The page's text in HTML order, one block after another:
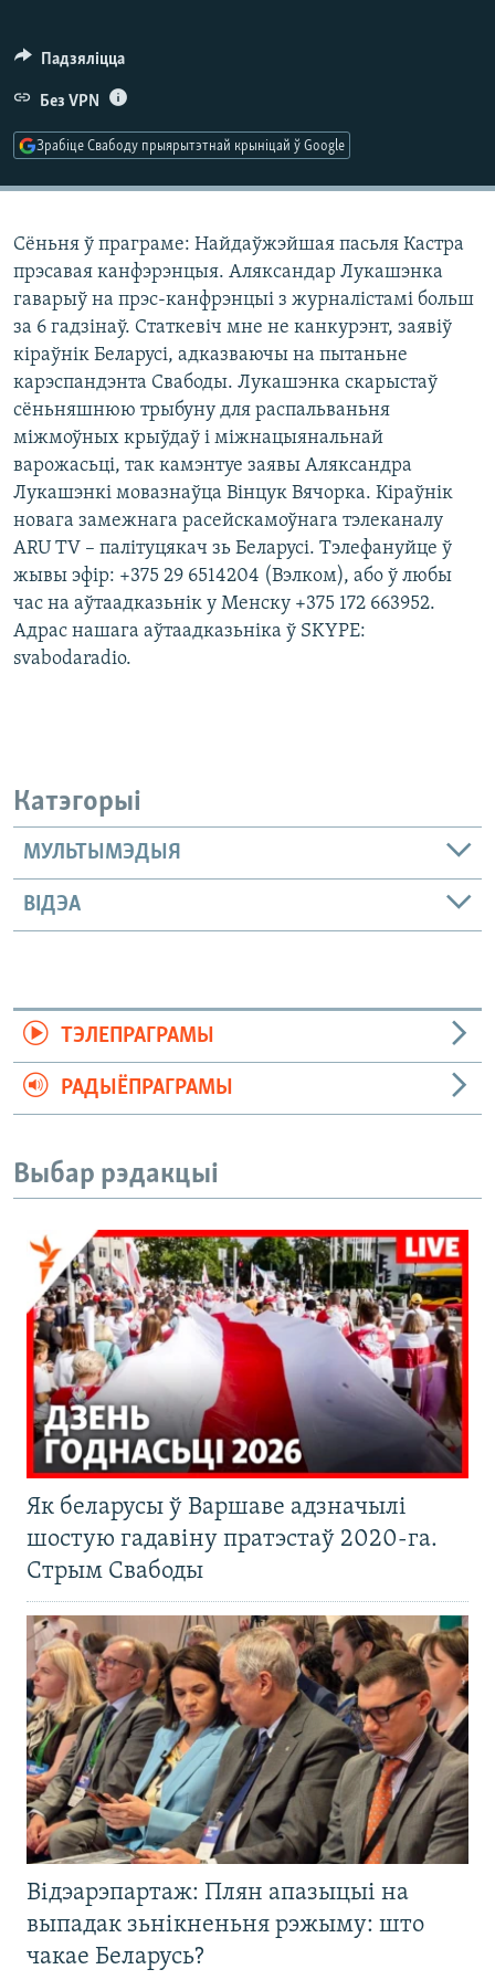
КАЛЯНДАР
НА ХВАЛЯХ СВАБОДЫ
Падзяліцца
Без VPN
Зрабіце Свабоду прыярытэтнай крыніцай ў Google
Сёньня ў праграме: Найдаўжэйшая пасьля Кастра
прэсавая канфэрэнцыя. Аляксандар Лукашэнка
гаварыў на прэс-канфрэнцыі з журналістамі больш
за 6 гадзінаў. Статкевіч мне не канкурэнт, заявіў
кіраўнік Беларусі, адказваючы на пытаньне
карэспандэнта Свабоды. Лукашэнка скарыстаў
сёньняшнюю трыбуну для распальваньня
міжмоўных крыўдаў і міжнацыянальнай
варожасьці, так камэнтуе заявы Аляксандра
Лукашэнкі мовазнаўца Вінцук Вячорка. Кіраўнік
новага замежнага расейскамоўнага тэлеканалу
ARU TV – палітуцякач зь Беларусі. Тэлефануйце ў
жывы эфір: +375 29 6514204 (Вэлком), або ў любы
час на аўтаадказьнік у Менску +375 172 663952.
Адрас нашага аўтаадказьніка ў SKYPE:
svabodaradio.
Катэгорыі
МУЛЬТЫМЭДЫЯ
ВІДЭА
ТЭЛЕПРАГРАМЫ
РАДЫЁПРАГРАМЫ
Выбар рэдакцыі
Як беларусы ў Варшаве адзначылі
шостую гадавіну пратэстаў 2020-га.
Стрым Свабоды
Відэарэпартаж: Плян апазыцыі на
выпадак зьнікненьня рэжыму: што
чакае Беларусь?